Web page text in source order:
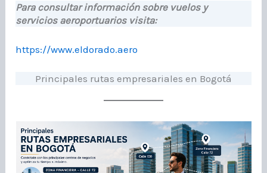
Para consultar información sobre vuelos y
servicios aeroportuarios visita:
https://www.eldorado.aero
Principales rutas empresariales en Bogotá